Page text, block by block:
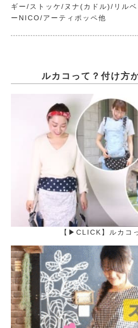
ギー/ストッケ/ヌナ(カドル)/リルベ
ーNICO/アーティポッペ他
ルカコって？付け方
【▶CLICK】ルカコ